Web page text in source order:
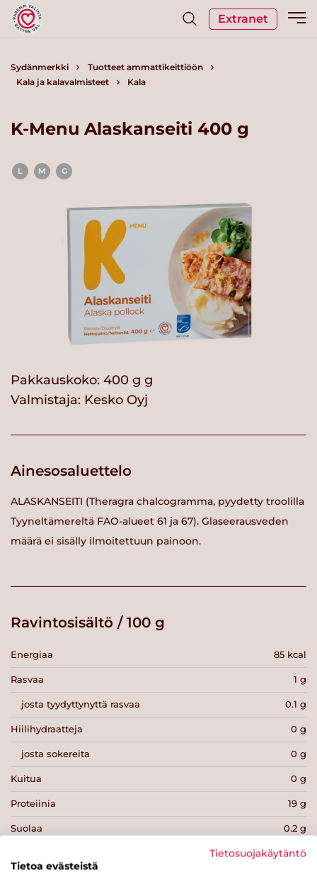
Extranet
Sydänmerkki
Tuotteet ammattikeittiöön
Kala ja kalavalmisteet
Kala
K-Menu Alaskanseiti 400 g
L M G
Pakkauskoko: 400 g g
Valmistaja: Kesko Oyj
Ainesosaluettelo
ALASKANSEITI (Theragra chalcogramma, pyydetty troolilla
Tyyneltämereltä FAO-alueet 61 ja 67). Glaseerausveden
määrä ei sisälly ilmoitettuun painoon.
Ravintosisältö / 100 g
Energiaa 85 kcal
Rasvaa 1 g
josta tyydyttynyttä rasvaa 0.1 g
Hiilihydraatteja 0 g
josta sokereita 0 g
Kuitua 0 g
Proteiinia 19 g
Suolaa 0.2 g
Tietosuojakäytäntö
Tietoa evästeistä